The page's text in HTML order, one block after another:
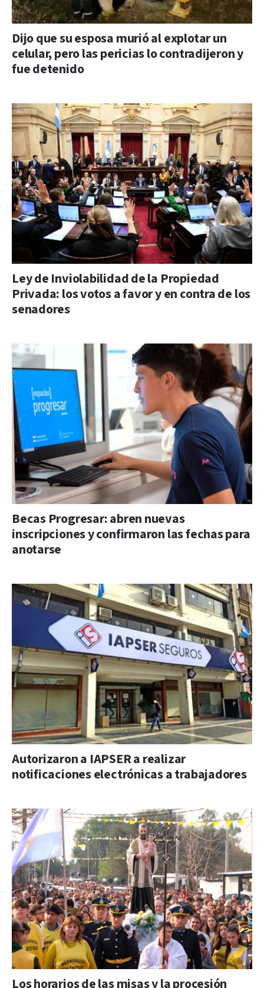
Dijo que su esposa murió al explotar un
celular, pero las pericias lo contradijeron y
fue detenido
Ley de Inviolabilidad de la Propiedad
Privada: los votos a favor y en contra de los
senadores
Becas Progresar: abren nuevas
inscripciones y confirmaron las fechas para
anotarse
Autorizaron a IAPSER a realizar
notificaciones electrónicas a trabajadores
Los horarios de las misas y la procesión